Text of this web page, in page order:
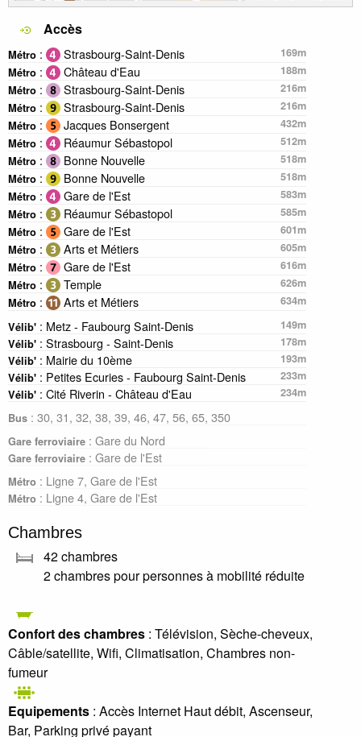
Accès
Métro : Strasbourg-Saint-Denis
169m
Métro : Château d'Eau
188m
Métro : Strasbourg-Saint-Denis
216m
Métro : Strasbourg-Saint-Denis
216m
Métro : Jacques Bonsergent
432m
Métro : Réaumur Sébastopol
512m
Métro : Bonne Nouvelle
518m
Métro : Bonne Nouvelle
518m
Métro : Gare de l'Est
583m
Métro : Réaumur Sébastopol
585m
Métro : Gare de l'Est
601m
Métro : Arts et Métiers
605m
Métro : Gare de l'Est
616m
Métro : Temple
626m
Métro : Arts et Métiers
634m
Vélib' : Metz - Faubourg Saint-Denis
149m
Vélib' : Strasbourg - Saint-Denis
178m
Vélib' : Mairie du 10ème
193m
Vélib' : Petites Ecuries - Faubourg Saint-Denis
233m
Vélib' : Cité Riverin - Château d'Eau
234m
Bus : 30, 31, 32, 38, 39, 46, 47, 56, 65, 350
Gare ferroviaire : Gare du Nord
Gare ferroviaire : Gare de l'Est
Métro : Ligne 7, Gare de l'Est
Métro : Ligne 4, Gare de l'Est
Chambres
42 chambres
2 chambres pour personnes à mobilité réduite
Confort des chambres : Télévision, Sèche-cheveux,
Câble/satellite, Wifi, Climatisation, Chambres non-
fumeur
Equipements : Accès Internet Haut débit, Ascenseur,
Bar, Parking privé payant